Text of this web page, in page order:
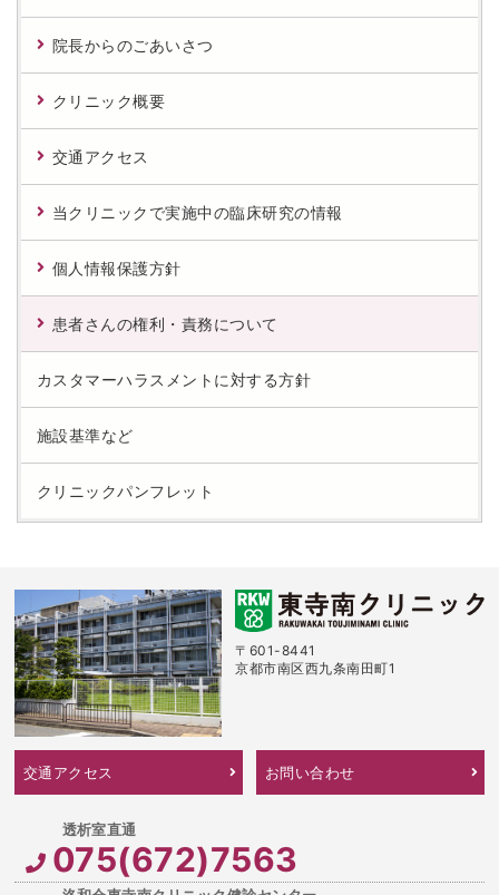
院長からのごあいさつ
クリニック概要
交通アクセス
当クリニックで実施中の臨床研究の情報
個人情報保護方針
患者さんの権利・責務について
カスタマーハラスメントに対する方針
施設基準など
クリニックパンフレット
〒601-8441
京都市南区西九条南田町1
交通アクセス お問い合わせ
075(672)7563